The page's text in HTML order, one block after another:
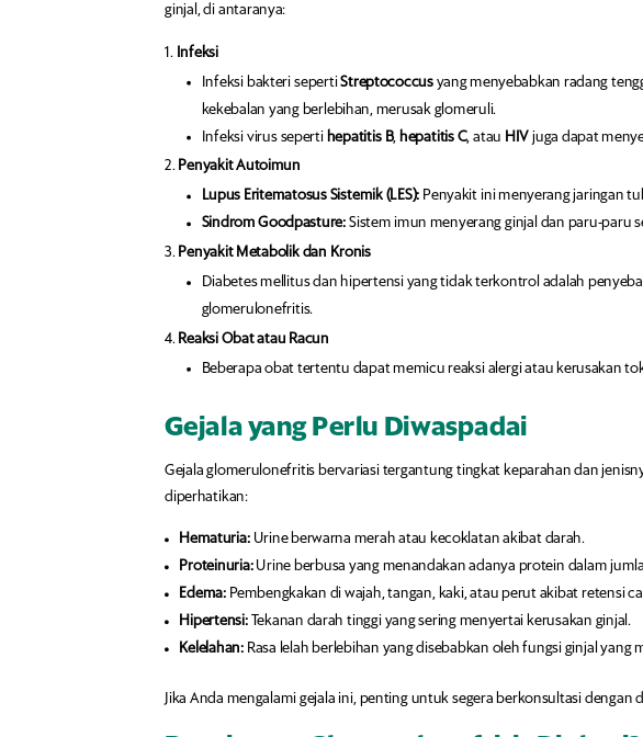
ginjal, di antaranya:
Infeksi
Infeksi bakteri sepertiStreptococcus yang menyebabkan radang
kekebalan yang berlebihan, merusak glomeruli.
Infeksi virus seperti hepatitis B, hepatitis C, atau HIV juga dapat
Penyakit Autoimun
Lupus Eritematosus Sistemik (LES): Penyakit ini menyerang jaringan
Sindrom Goodpasture: Sistem imun menyerang ginjal dan paru-paru
Penyakit Metabolik dan Kronis
Diabetes mellitus dan hipertensi yang tidak terkontrol adalah
glomerulonefritis.
Reaksi Obat atau Racun
Beberapa obat tertentu dapat memicu reaksi alergi atau kerusakan
Gejala yang Perlu Diwaspadai
Gejala glomerulonefritis bervariasi tergantung tingkat keparahan dan
diperhatikan:
Hematuria: Urine berwarna merah atau kecoklatan akibat darah.
Proteinuria: Urine berbusa yang menandakan adanya protein dalam
Edema: Pembengkakan di wajah, tangan, kaki, atau perut akibat retensi
Hipertensi: Tekanan darah tinggi yang sering menyertai kerusakan ginjal.
Kelelahan: Rasa lelah berlebihan yang disebabkan oleh fungsi ginjal yang
Jika Anda mengalami gejala ini, penting untuk segera berkonsultasi